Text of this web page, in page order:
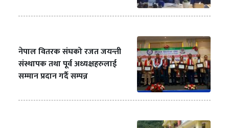
नेपाल वितरक संघको रजत जयन्ती
संस्थापक तथा पूर्व अध्यक्षहरुलाई
सम्मान प्रदान गर्दै सम्पन्न